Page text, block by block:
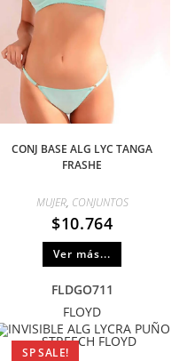
CONJ BASE ALG LYC TANGA
FRASHE
MUJER, CONJUNTOS
$10.764
Ver más...
FLDGO711
FLOYD
SP SALE!